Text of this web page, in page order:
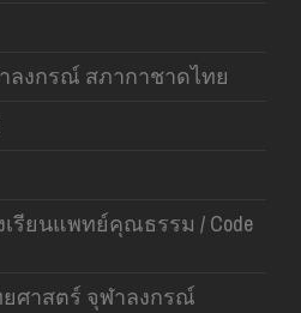
ลงกรณ์ สภากาชาดไทย
รียนแพทย์คุณธรรม / Code
ศาสตร์ จุฬาลงกรณ์